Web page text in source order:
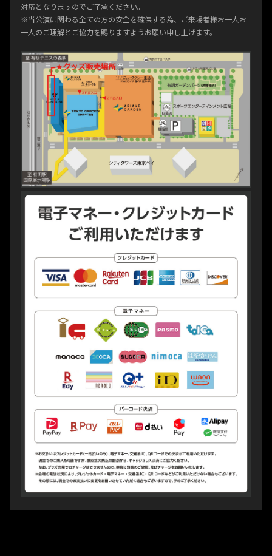
対応となりますのでご了承ください。
※当公演に関わる全ての方の安全を確保する為、ご来場者様お一人お
一人のご理解とご協力を賜りますようお願い申し上げます。